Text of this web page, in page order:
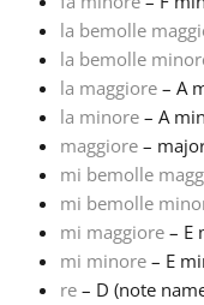
Italiano
日本語
Polski
Português
la bemolle
la bemolle
la maggiore – A
la minore – A
maggiore –
mi bemolle
mi bemolle
mi maggiore – E
mi minore – E
re – D (note